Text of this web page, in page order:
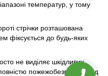
температур, у тому
стрічки розташована
фіксується до будь-яких
не виділяє шкідливих
пожежобезпечні – під